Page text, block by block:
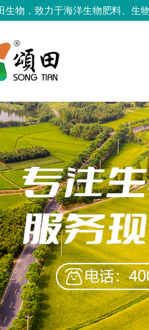
生物，致力于海洋生物肥料、生